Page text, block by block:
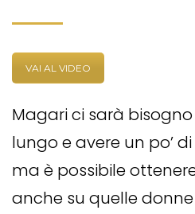
VAI AL VIDEO
Magari ci sarà
lungo e avere un po’
ma è possibile
anche su quelle